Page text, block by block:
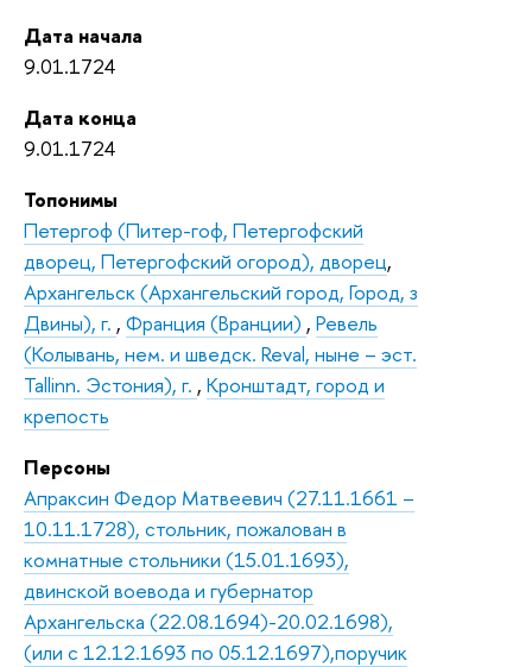
Дата начала
9.01.1724
Дата конца
9.01.1724
Топонимы
Петергоф (Питер-гоф, Петергофский
дворец, Петергофский огород), дворец,
Архангельск (Архангельский город, Город, з
Двины), г. , Франция (Вранции) , Ревель
(Колывань, нем. и шведск. Reval, ныне – эст.
Tallinn. Эстония), г. , Кронштадт, город и
крепость
Персоны
Апраксин Федор Матвеевич (27.11.1661 –
10.11.1728), стольник, пожалован в
комнатные стольники (15.01.1693),
двинской воевода и губернатор
Архангельска (22.08.1694)-20.02.1698),
(или с 12.12.1693 по 05.12.1697),поручик